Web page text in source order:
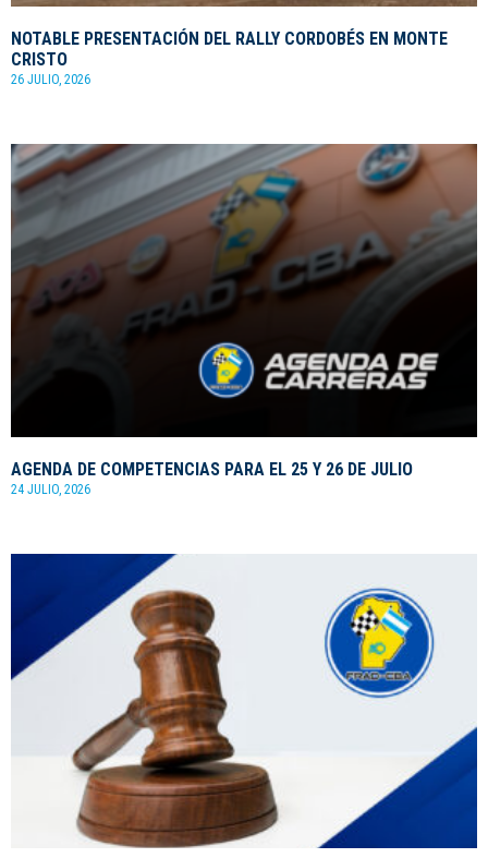
NOTABLE PRESENTACIÓN DEL RALLY CORDOBÉS EN MONTE
CRISTO
26 JULIO, 2026
AGENDA DE COMPETENCIAS PARA EL 25 Y 26 DE JULIO
24 JULIO, 2026